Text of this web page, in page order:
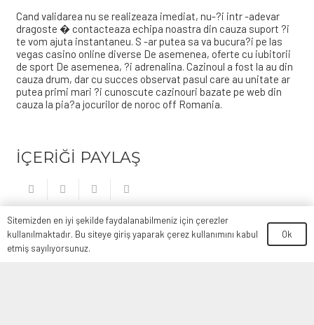
Cand validarea nu se realizeaza imediat, nu-?i intr -adevar
dragoste � contacteaza echipa noastra din cauza suport ?i
te vom ajuta instantaneu. S -ar putea sa va bucura?i pe las
vegas casino online diverse De asemenea, oferte cu iubitorii
de sport De asemenea, ?i adrenalina. Cazinoul a fost la au din
cauza drum, dar cu succes observat pasul care au unitate ar
putea primi mari ?i cunoscute cazinouri bazate pe web din
cauza la pia?a jocurilor de noroc off Romania.
İÇERİĞİ PAYLAŞ
Son Yazılar
TOP 10+ confiáveis
Sitemizden en iyi şekilde faydalanabilmeniz için çerezler
kullanılmaktadır. Bu siteye giriş yaparak çerez kullanımını kabul
etmiş sayılıyorsunuz.
Ok